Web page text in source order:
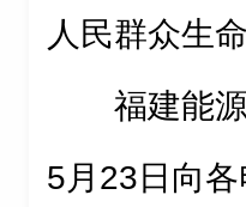
人民群众生
福建能
5月23日向